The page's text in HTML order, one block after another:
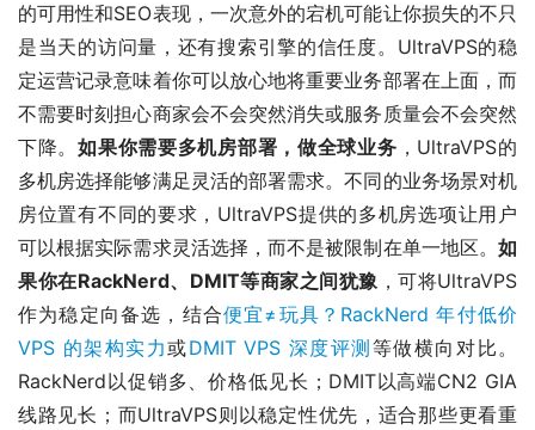
的可用性和SEO表现，一次意外的宕机可能让你损失的不只
是当天的访问量，还有搜索引擎的信任度。UltraVPS的稳
定运营记录意味着你可以放心地将重要业务部署在上面，而
不需要时刻担心商家会不会突然消失或服务质量会不会突然
下降。如果你需要多机房部署，做全球业务 ，UltraVPS的
多机房选择能够满足灵活的部署需求。不同的业务场景对机
房位置有不同的要求，UltraVPS提供的多机房选项让用户
可以根据实际需求灵活选择，而不是被限制在单一地区。 如
果你在RackNerd、DMIT等商家之间犹豫 ，可将UltraVPS
作为稳定向备选，结合便宜≠玩具？RackNerd 年付低价
VPS 的架构实力或DMIT VPS 深度评测 等做横向对比。
RackNerd以促销多、价格低见长；DMIT以高端CN2 GIA
线路见长；而UltraVPS则以稳定性优先，适合那些更看重